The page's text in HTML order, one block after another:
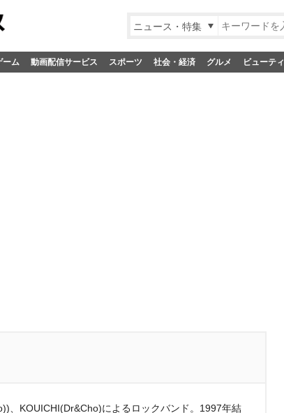
ニュース・特集
ーム 動画配信サービス スポーツ 社会・経済 グルメ ビューティ
、KOUICHI(Dr&Cho)によるロックバンド。1997年結